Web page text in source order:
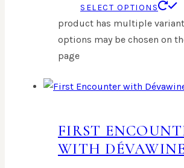
SELECT OPTIONS
product has multiple
options may be chosen on
page
FIRST
WITH